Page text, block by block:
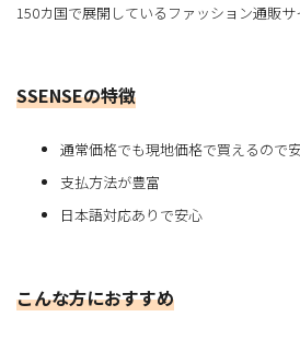
150カ国で展開しているファッション通販サ
SSENSEの特徴
通常価格でも現地価格で買えるので
支払方法が豊富
日本語対応ありで安心
こんな方におすすめ